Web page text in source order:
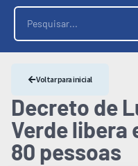
Voltar para inicial
Decreto de
Verde libera
80 pessoas